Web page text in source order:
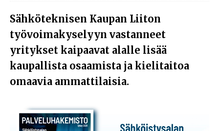
Sähköteknisen Kaupan Liiton
työvoimakyselyyn vastanneet
yritykset kaipaavat alalle lisää
kaupallista osaamista ja kielitaitoa
omaavia ammattilaisia.